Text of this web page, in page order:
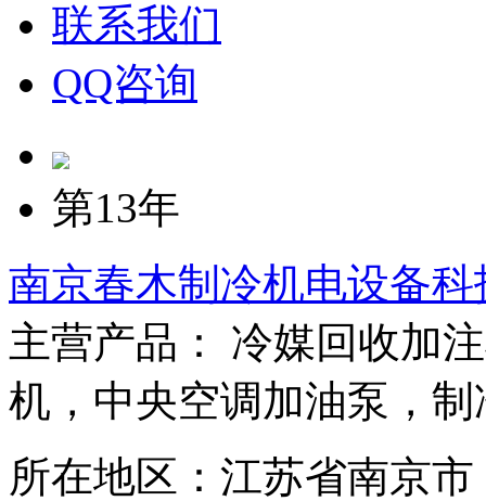
联系我们
QQ咨询
第13年
南京春木制冷机电设备
主营产品： 冷媒回收加
机，中央空调加油泵，制
所在地区：江苏省南京市